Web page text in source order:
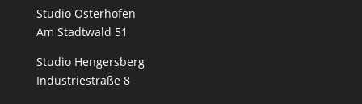
Studio Osterhofen
Am Stadtwald 51
Studio Hengersberg
Industriestraße 8